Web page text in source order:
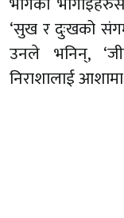
‘सुख र दुःखको
उनले भनिन्,
निराशालाई